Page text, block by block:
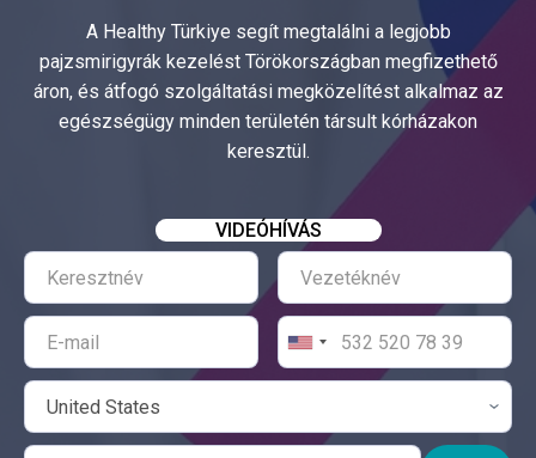
A Healthy Türkiye segít megtalálni a legjobb
pajzsmirigyrák kezelést Törökországban megfizethető
áron, és átfogó szolgáltatási megközelítést alkalmaz az
egészségügy minden területén társult kórházakon
keresztül.
VIDEÓHÍVÁS